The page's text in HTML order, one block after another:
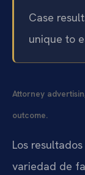
Case
unique to
Attorney
outcome.
Los
variedad de